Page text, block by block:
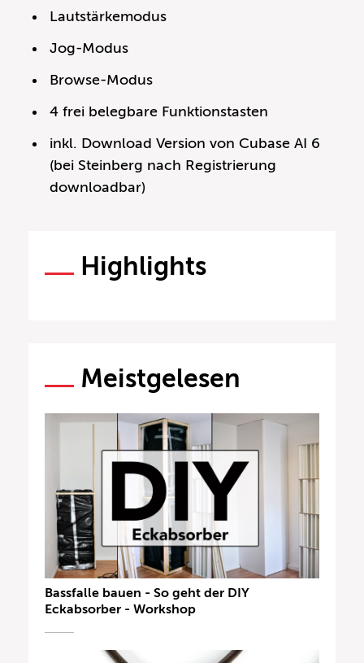
Lautstärkemodus
Jog-Modus
Browse-Modus
4 frei belegbare Funktionstasten
inkl. Download Version von Cubase AI 6
(bei Steinberg nach Registrierung
downloadbar)
Highlights
Meistgelesen
Bassfalle bauen - So geht der DIY
Eckabsorber - Workshop